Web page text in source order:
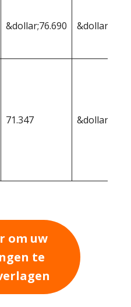
&dollar;76.690
71.347
om uw
te